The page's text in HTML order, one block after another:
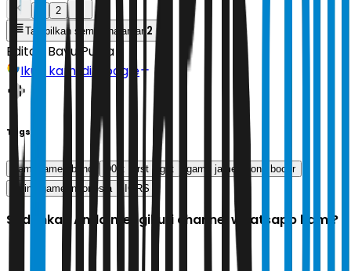
2
Tampilkan semua halaman 2
Editor: Bayu Putra
Ikuti kami di Google
Tags
game james bond 007: First Light
game james bond bocor
rating game indonesia
IGRS
Sudahkah Anda mengikuti channel whatsapp kami?